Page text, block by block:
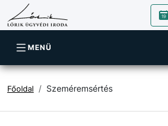
MENÜ
Főoldal Szeméremsértés